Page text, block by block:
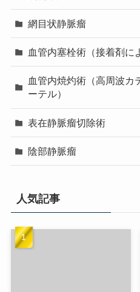
網目状静脈瘤
血管内塞栓術（接着剤に
血管内焼灼術（高周波カ
ーテル）
表在静脈瘤切除術
陰部静脈瘤
人気記事